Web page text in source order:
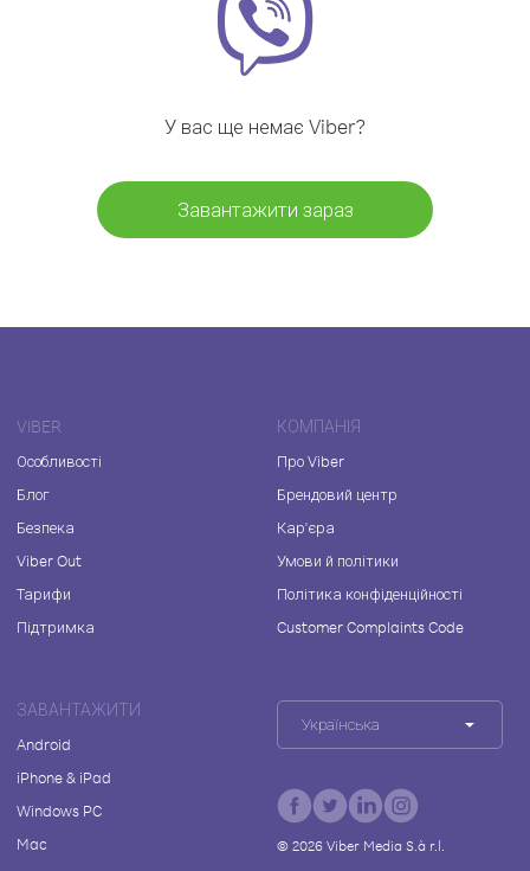
У вас ще немає Viber?
Завантажити зараз
VIBER
Особливості
Блог
Безпека
Viber Out
Тарифи
Підтримка
КОМПАНІЯ
Про Viber
Брендовий центр
Кар'єра
Умови й політики
Політика конфіденційності
Customer Complaints Code
ЗАВАНТАЖИТИ
Android
iPhone & iPad
Windows PC
Mac
Українська
© 2026Viber Media S.à r.l.